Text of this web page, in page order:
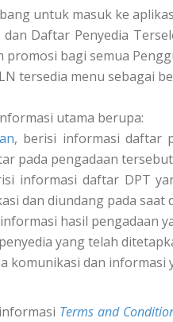
untuk masuk ke
Daftar Penyedia
bagi semua
tersedia menu sebagai
utama berupa:
, berisi informasi daftar
pada pengadaan
informasi daftar DPT
dan diundang pada
hasil pengadaan
yang telah
komunikasi dan
Terms and